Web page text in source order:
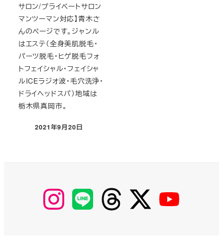
サロン/プライベートサロン
マンツーマン対応】青木さ
んのページです。ジャンル
はエステ（全身美肌脱毛・
パーツ脱毛・ヒゲ脱毛フォ
トフェイシャル・フェイシャ
ルICEラジオ波・毛穴洗浄・
ドライヘッドスパ）地域は
栃木県真岡市。
投稿日
2021年9月20日
【Instagram】
MyKOBAKO
【LINE】 【threads】 【Twitter】